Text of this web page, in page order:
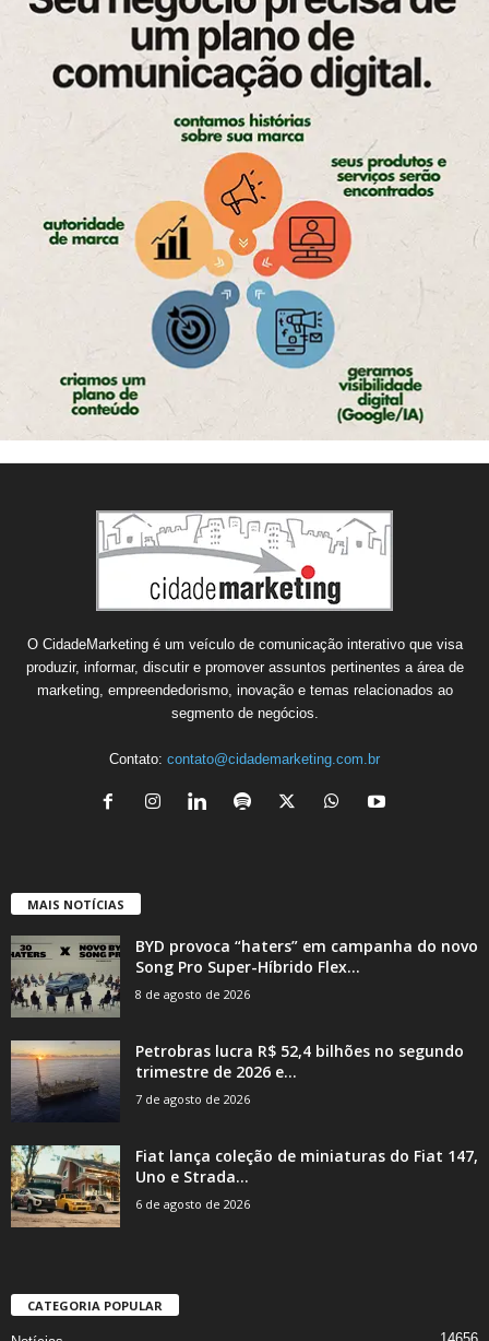
O CidadeMarketing é um veículo de comunicação interativo que visa
produzir, informar, discutir e promover assuntos pertinentes a área de
marketing, empreendedorismo, inovação e temas relacionados ao
segmento de negócios.
Contato: contato@cidademarketing.com.br
MAIS NOTÍCIAS
BYD provoca “haters” em campanha do novo
Song Pro Super-Híbrido Flex...
8 de agosto de 2026
Petrobras lucra R$ 52,4 bilhões no segundo
trimestre de 2026 e...
7 de agosto de 2026
Fiat lança coleção de miniaturas do Fiat 147,
Uno e Strada...
6 de agosto de 2026
CATEGORIA POPULAR